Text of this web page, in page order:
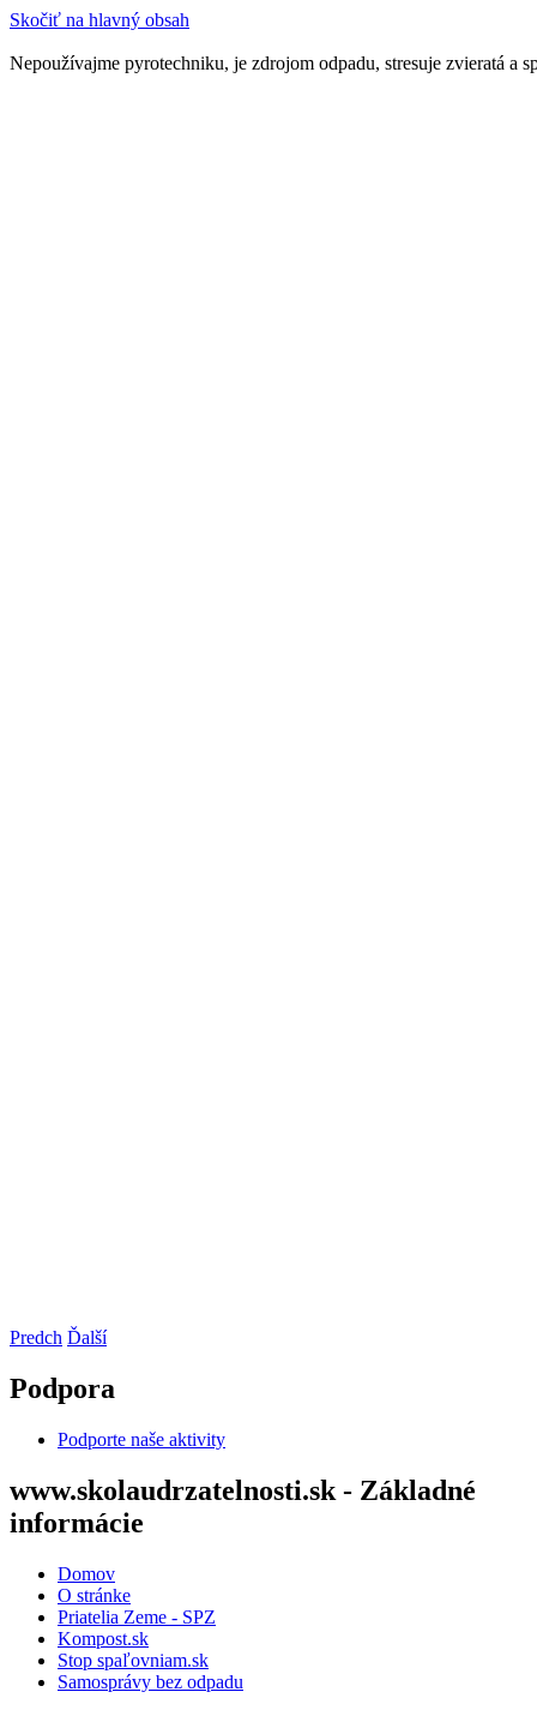
Skočiť na hlavný obsah
Nepoužívajme pyrotechniku, je zdrojom odpadu, stresuje zvieratá
Predch Ďalší
Podpora
Podporte naše aktivity
www.skolaudrzatelnosti.sk - Základné
informácie
Domov
O stránke
Priatelia Zeme - SPZ
Kompost.sk
Stop spaľovniam.sk
Samosprávy bez odpadu